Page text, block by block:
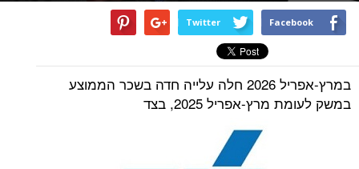
Facebook
Twitter
במרץ-אפריל 2026 חלה עלייה חדה בשכר הממוצע
במשק לעומת מרץ-אפריל 2025, בצד